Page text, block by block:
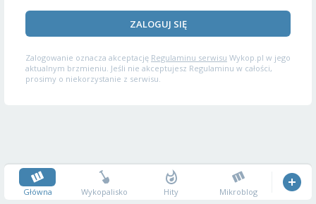
ZALOGUJ SIĘ
Zalogowanie oznacza akceptację Regulaminu serwisu Wykop.pl w jego
aktualnym brzmieniu. Jeśli nie akceptujesz Regulaminu w całości,
prosimy o niekorzystanie z serwisu.
Główna Wykopalisko Hity Mikroblog